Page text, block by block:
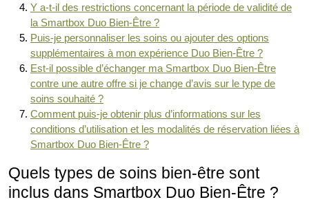
Y a-t-il des restrictions concernant la période de validité de
la Smartbox Duo Bien-Être ?
Puis-je personnaliser les soins ou ajouter des options
supplémentaires à mon expérience Duo Bien-Être ?
Est-il possible d’échanger ma Smartbox Duo Bien-Être
contre une autre offre si je change d’avis sur le type de
soins souhaité ?
Comment puis-je obtenir plus d’informations sur les
conditions d’utilisation et les modalités de réservation liées à
Smartbox Duo Bien-Être ?
Quels types de soins bien-être sont
inclus dans Smartbox Duo Bien-Être ?